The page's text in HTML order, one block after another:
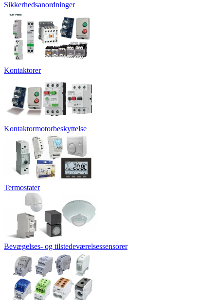
Sikkerhedsanordninger
Kontaktorer
Kontaktormotorbeskyttelse
Termostater
Bevægelses- og tilstedeværelsessensorer